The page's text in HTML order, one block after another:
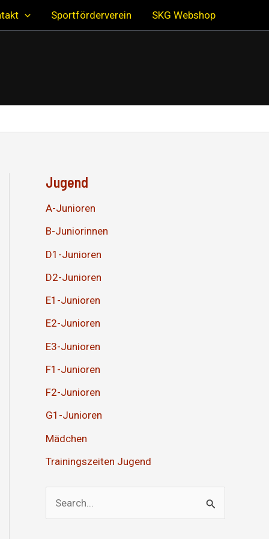
Sportförderverein SKG Webshop
Jugend
A-Junioren
B-Juniorinnen
D1-Junioren
D2-Junioren
E1-Junioren
E2-Junioren
E3-Junioren
F1-Junioren
F2-Junioren
G1-Junioren
Mädchen
Trainingszeiten Jugend
u